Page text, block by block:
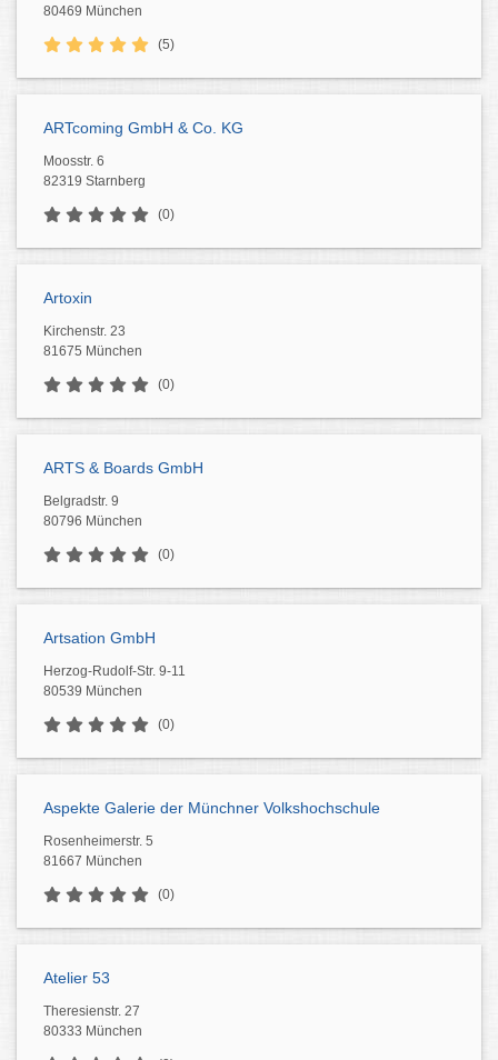
80469 München
(5)
ARTcoming GmbH & Co. KG
Moosstr. 6
82319 Starnberg
(0)
Artoxin
Kirchenstr. 23
81675 München
(0)
ARTS & Boards GmbH
Belgradstr. 9
80796 München
(0)
Artsation GmbH
Herzog-Rudolf-Str. 9-11
80539 München
(0)
Aspekte Galerie der Münchner Volkshochschule
Rosenheimerstr. 5
81667 München
(0)
Atelier 53
Theresienstr. 27
80333 München